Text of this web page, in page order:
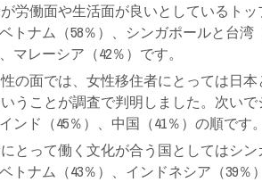
労働面や生活面が良いとしているト
ベトナム（58％）、シンガポールと台
マレーシア（42％）です。
の面では、女性移住者にとっては日
うことが調査で判明しました。次い
インド（45％）、中国（41％）の順です。
とって働く文化が合う国としてはシン
ベトナム（43％）、インドネシア（39